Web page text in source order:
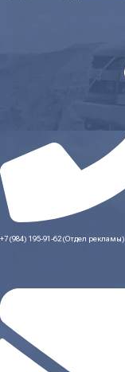
+7 (984) 195-91-62 (Отдел рекламы)